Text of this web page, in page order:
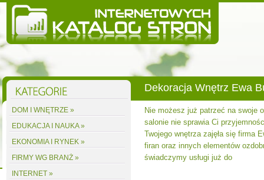
Dekoracja Wnętrz Ewa
Nie możesz już patrzeć na swoje
salonie nie sprawia Ci
Twojego wnętrza zajęła się firma
firan oraz innych elementów
świadczymy usługi już do
DOM I WNĘTRZE »
EDUKACJA I NAUKA »
EKONOMIA I RYNEK »
FIRMY WG BRANŻ »
INTERNET »